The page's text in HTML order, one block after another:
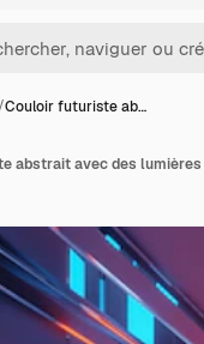
/Couloir futuriste ab…
abstrait avec des